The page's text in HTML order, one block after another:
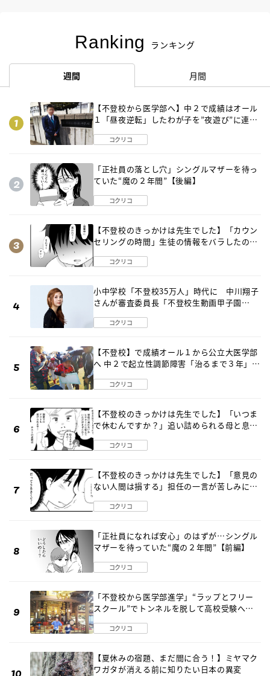
Ranking ランキング
週間 月間
【不登校から医学部へ】中２で成績はオール
１「昼夜逆転」したわが子を”夜遊び”に連れ
コクリコ
「正社員の落とし穴」シングルマザーを待っ
ていた“魔の２年間”【後編】
コクリコ
【不登校のきっかけは先生でした】「カウン
セリングの時間」生徒の情報をバラしたの
コクリコ
小中学校「不登校35万人」時代に 中川翔子
さんが審査委員長「不登校生動画甲子園
コクリコ
【不登校】で成績オール１から公立大医学部
へ 中２で起立性調節障害「治るまで３年」の
コクリコ
【不登校のきっかけは先生でした】「いつま
で休むんですか？」追い詰められる母と息子
コクリコ
【不登校のきっかけは先生でした】「意見の
ない人間は損する」担任の一言が苦しみに…
コクリコ
「正社員になれば安心」のはずが…シングル
マザーを待っていた“魔の２年間”【前編】
コクリコ
「不登校から医学部進学」“ラップとフリー
スクール”でトンネルを脱して高校受験へ
コクリコ
【夏休みの宿題、まだ間に合う！】ミヤマク
ワガタが消える前に知りたい日本の異変